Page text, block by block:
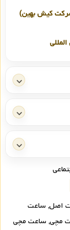
کیش بهین)
اصل, ساعت
مچی, ساعت مچی